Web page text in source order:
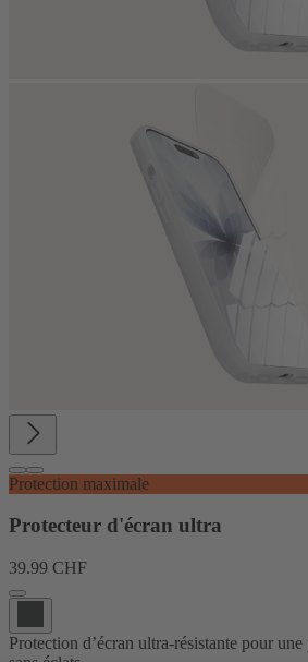
Protection maximale
Protecteur d'écran ultra
39.99 CHF
Protection d’écran ultra-résistante pour